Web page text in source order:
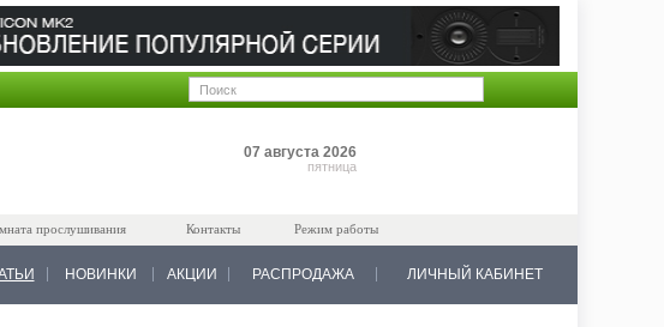
07 августа 2026
пятница
прослушивания Контакты Режим работы
НОВИНКИ АКЦИИ РАСПРОДАЖА ЛИЧНЫЙ КАБИНЕТ